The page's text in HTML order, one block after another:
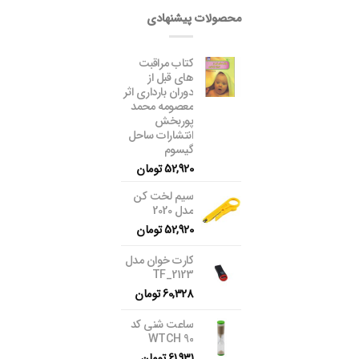
محصولات پیشنهادی
کتاب مراقبت
های قبل از
دوران بارداری اثر
معصومه محمد
پوربخش
انتشارات ساحل
گیسوم
52,920تومان
سیم لخت کن
مدل 2020
52,920تومان
کارت خوان مدل
TF_2123
60,328تومان
ساعت شنی کد
WTCH 90